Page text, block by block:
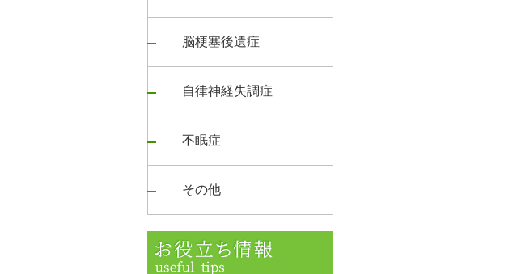
脳梗塞後遺症
自律神経失調症
不眠症
その他